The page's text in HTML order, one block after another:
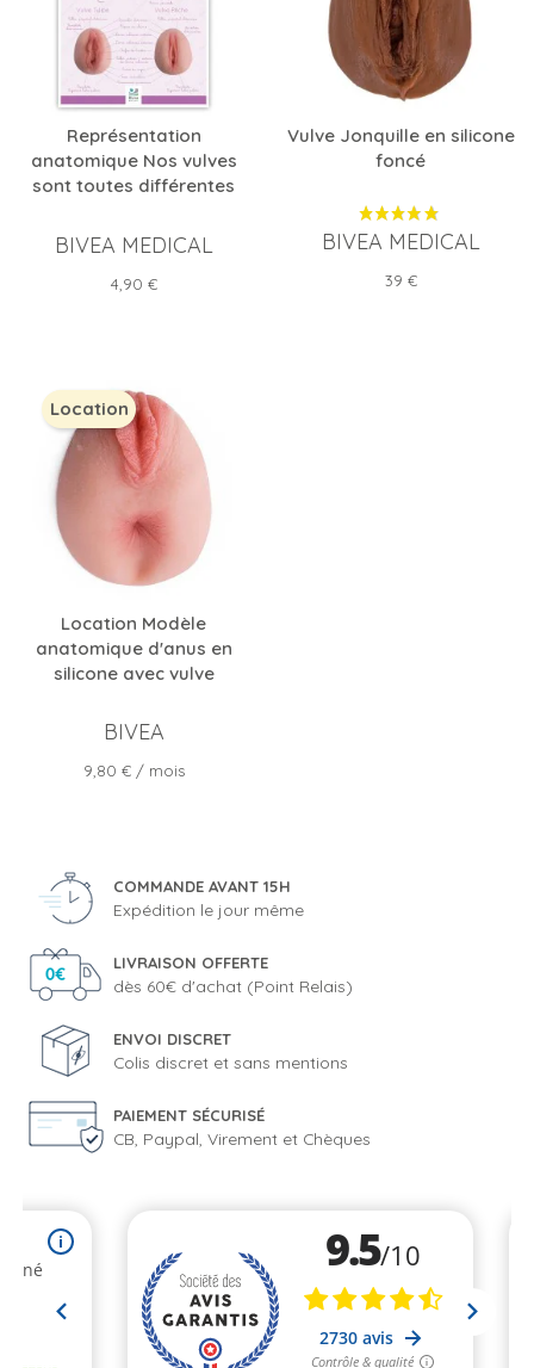
Représentation
anatomique Nos vulves
sont toutes différentes
BIVEA MEDICAL
Prix
4,90 €
Vulve Jonquille en silicone
foncé
BIVEA MEDICAL
Prix
39 €
Location Modèle
anatomique d'anus en
silicone avec vulve
BIVEA
Prix
9,80 €/ mois
Location
COMMANDE AVANT 15H
Expédition le jour même
LIVRAISON OFFERTE
dès 60€ d'achat (Point Relais)
ENVOI DISCRET
Colis discret et sans mentions
PAIEMENT SÉCURISÉ
CB, Paypal, Virement et Chèques